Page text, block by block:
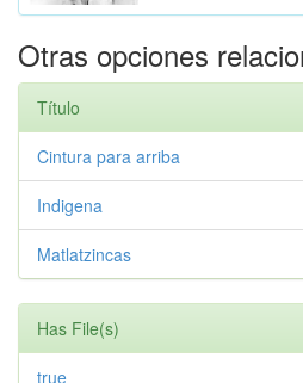
Otras opciones
Título
Cintura para arriba
Indigena
Matlatzincas
Has File(s)
true